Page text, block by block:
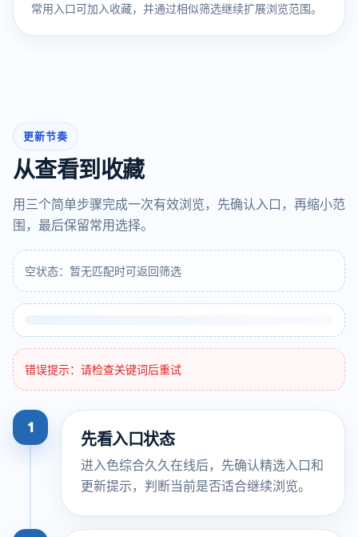
常用入口可加入收藏，并通过相似筛选继续扩展浏览范围。
更新节奏
从查看到收藏
用三个简单步骤完成一次有效浏览，先确认入口，再缩小范
围，最后保留常用选择。
空状态：暂无匹配时可返回筛选
错误提示：请检查关键词后重试
1
先看入口状态
进入色综合久久在线后，先确认精选入口和
更新提示，判断当前是否适合继续浏览。